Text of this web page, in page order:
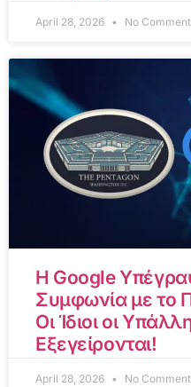
April 28, 2026 No
Η Google
Συμφωνία με το
Οι Ίδιοι οι
Εξεγείρονται!
April 28, 2026 No